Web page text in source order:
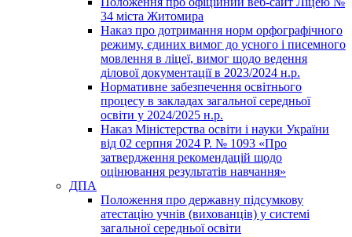
34 міста Житомира
Наказ про дотримання норм орфографічного
режиму, єдиних вимог до усного і писемного
мовлення в ліцеї, вимог щодо ведення
ділової документації в 2023/2024 н.р.
Нормативне забезпечення освітнього
процесу в закладах загальної середньої
освіти у 2024/2025 н.р.
Наказ Міністерства освіти і науки України
від 02 серпня 2024 Р. № 1093 «Про
затвердження рекомендацій щодо
оцінювання результатів навчання»
ДПА
Положення про державну підсумкову
атестацію учнів (вихованців) у системі
загальної середньої освіти